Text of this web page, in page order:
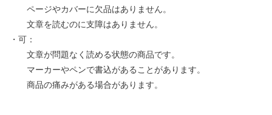
ページやカバーに欠品はありません。
文章を読むのに支障はありません。
・可：
文章が問題なく読める状態の商品です。
マーカーやペンで書込があることがあります。
商品の痛みがある場合があります。